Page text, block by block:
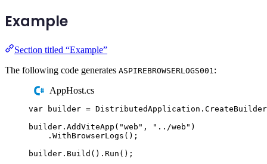
Example
Section titled “Example”
The following code generates ASPIREBROWSERLOGS001 :
AppHost.cs
var builder = DistributedApplication . CreateBuilder
builder . AddViteApp ( "web " , " ../web " )
. WithBrowserLogs ();
builder . Build () . Run ();